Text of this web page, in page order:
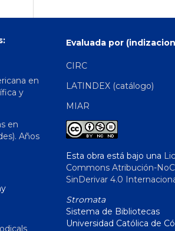
en
y
en
Años
Evaluada por
CIRC
LATINDEX (catálogo)
MIAR
Esta obra está bajo una
Commons Atribución-
SinDerivar 4.0
Stromata
Sistema de Bibliotecas
Universidad Católica de